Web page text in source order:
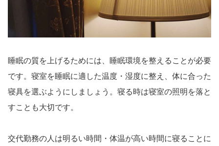
睡眠の質を上げるためには、睡眠環境を整えることが必要
です。寝室を睡眠に適した温度・湿度に整え、体に合った
寝具を選ぶようにしましょう。寝る時は寝室の照明を落と
すことも大切です。
交代勤務の人は明るい時間・体温が高い時間に寝ることに